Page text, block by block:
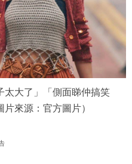
太大了」「側面睇仲搞笑
來源：官方圖片）